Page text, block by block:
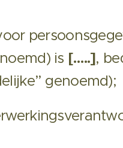
is […..],
genoemd);